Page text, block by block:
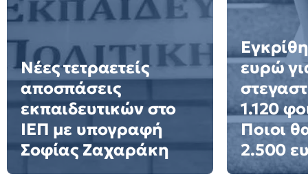
Νέες τετραετείς
αποσπάσεις
εκπαιδευτικών στο
ΙΕΠ με υπογραφή
Σοφίας Ζαχαράκη
ευρώ
1.120
Ποιοι
2.500